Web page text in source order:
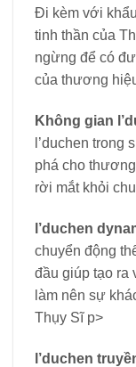
Đi kèm với
tinh thần của
ngừng để có
của thương
Không gian
l’duchen trong
phá cho
rời mắt khỏi
l’duchen
chuyển động
đầu giúp tạo ra
làm nên sự
Thụy Sĩ p>
l’duchen